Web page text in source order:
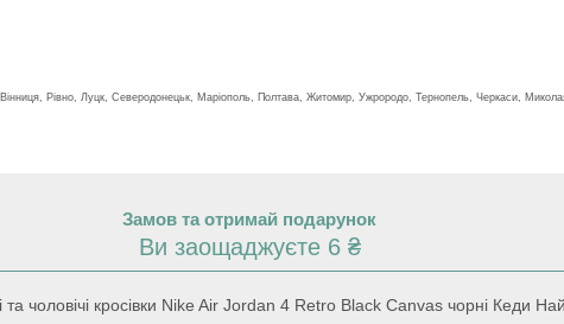
Рівно, Луцк, Северодонецьк, Маріополь, Полтава, Житомир, Ужрородо, Тернопель, Черкаси,
Замов та отримай подарунок
Ви заощаджуєте 6 ₴
чоловічі кросівки Nike Air Jordan 4 Retro Black Canvas чорні Кеди